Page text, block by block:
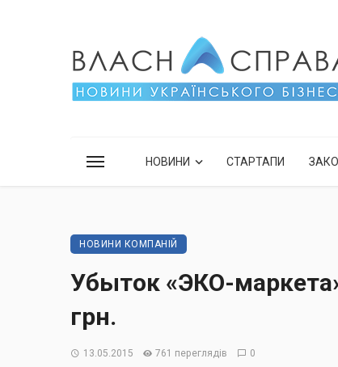
НОВИНИ СТАРТАПИ
НОВИНИ КОМПАНІЙ
Убыток «ЭКО-
грн.
13.05.2015 761 переглядів 0